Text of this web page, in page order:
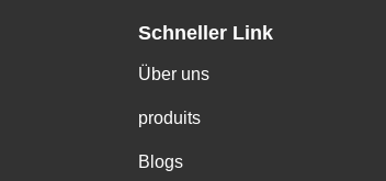
Schneller Link
Über uns
produits
Blogs